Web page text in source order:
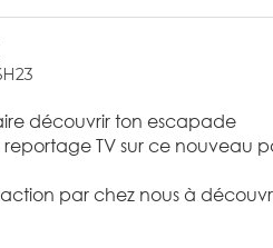
découvrir ton escapade
TV sur ce nouveau
par chez nous à